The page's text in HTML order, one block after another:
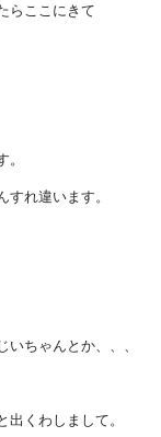
らここにきて
れ違います。
ちゃんとか、、、
くわしまして。